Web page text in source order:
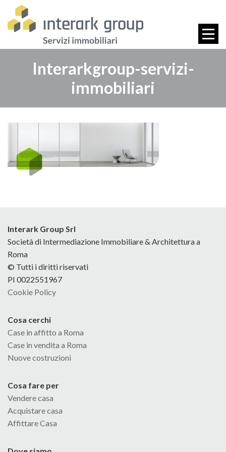
Interarkgroup-servizi-
immobiliari
Interark Group Srl
Società di Intermediazione Immobiliare & Architettura a
Roma
© Tutti i diritti riservati
PI 0022551967
Cookie Policy
Cosa cerchi
Case in affitto a Roma
Case in vendita a Roma
Nuove costruzioni
Cosa fare per
Vendere casa
Acquistare casa
Affittare Casa